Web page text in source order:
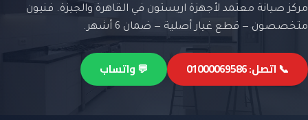
مركز صيانة معتمد لأجهزة اريستون في القاهرة والجيزة. فنيون
متخصصون — قطع غيار أصلية — ضمان 6 أشهر.
📞 اتصل: 01000069586 💬 واتساب